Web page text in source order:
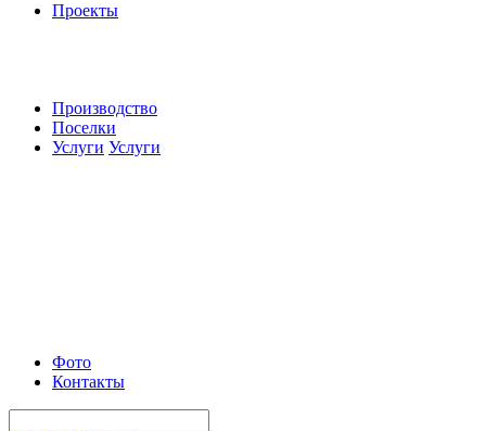
Проекты
Производство
Поселки
Услуги Услуги
Фото
Контакты